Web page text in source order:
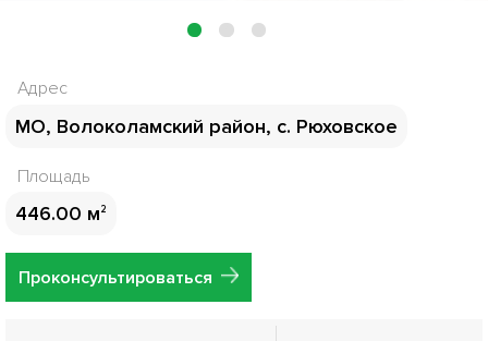
1 2 3
Адрес
МО, Волоколамский район, с. Рюховское
Площадь
446.00 м2
Проконсультироваться